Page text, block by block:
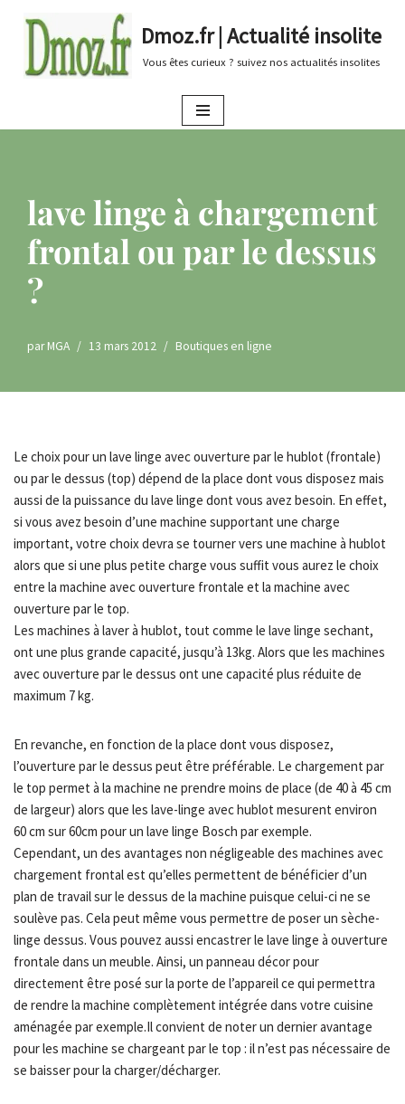
au
Dmoz.fr | Actualité insolite
Vous êtes curieux ? suivez nos actualités insolites
lave linge à chargement
frontal ou par le dessus
?
parMGA 13 mars 2012 Boutiques en ligne
Le choix pour un lave linge avec ouverture par le hublot (frontale)
ou par le dessus (top) dépend de la place dont vous disposez mais
aussi de la puissance du lave linge dont vous avez besoin. En effet,
si vous avez besoin d’une machine supportant une charge
important, votre choix devra se tourner vers une machine à hublot
alors que si une plus petite charge vous suffit vous aurez le choix
entre la machine avec ouverture frontale et la machine avec
ouverture par le top.
Les machines à laver à hublot, tout comme le lave linge sechant,
ont une plus grande capacité, jusqu’à 13kg. Alors que les machines
avec ouverture par le dessus ont une capacité plus réduite de
maximum 7 kg.
En revanche, en fonction de la place dont vous disposez,
l’ouverture par le dessus peut être préférable. Le chargement par
le top permet à la machine ne prendre moins de place (de 40 à 45 cm
de largeur) alors que les lave-linge avec hublot mesurent environ
60 cm sur 60cm pour un lave linge Bosch par exemple.
Cependant, un des avantages non négligeable des machines avec
chargement frontal est qu’elles permettent de bénéficier d’un
plan de travail sur le dessus de la machine puisque celui-ci ne se
soulève pas. Cela peut même vous permettre de poser un sèche-
linge dessus. Vous pouvez aussi encastrer le lave linge à ouverture
frontale dans un meuble. Ainsi, un panneau décor pour
directement être posé sur la porte de l’appareil ce qui permettra
de rendre la machine complètement intégrée dans votre cuisine
aménagée par exemple.Il convient de noter un dernier avantage
pour les machine se chargeant par le top : il n’est pas nécessaire de
se baisser pour la charger/décharger.